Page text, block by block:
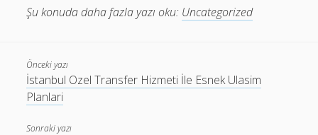
Şu konuda daha fazla yazı oku: Uncategorized
Önceki yazı
İstanbul Ozel Transfer Hizmeti İle Esnek Ulasim
Planlari
Sonraki yazı